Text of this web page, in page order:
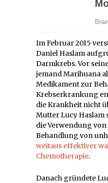
Im Februar 2015
Daniel Haslam
Darmkrebs. Vor
jemand Marihuana
Medikament zur
Krebserkrankung
die Krankheit nicht
Mutter Lucy Haslam
die Verwendung
Behandlung von
weitaus effektiver
Chemotherapie.
Danach gründete